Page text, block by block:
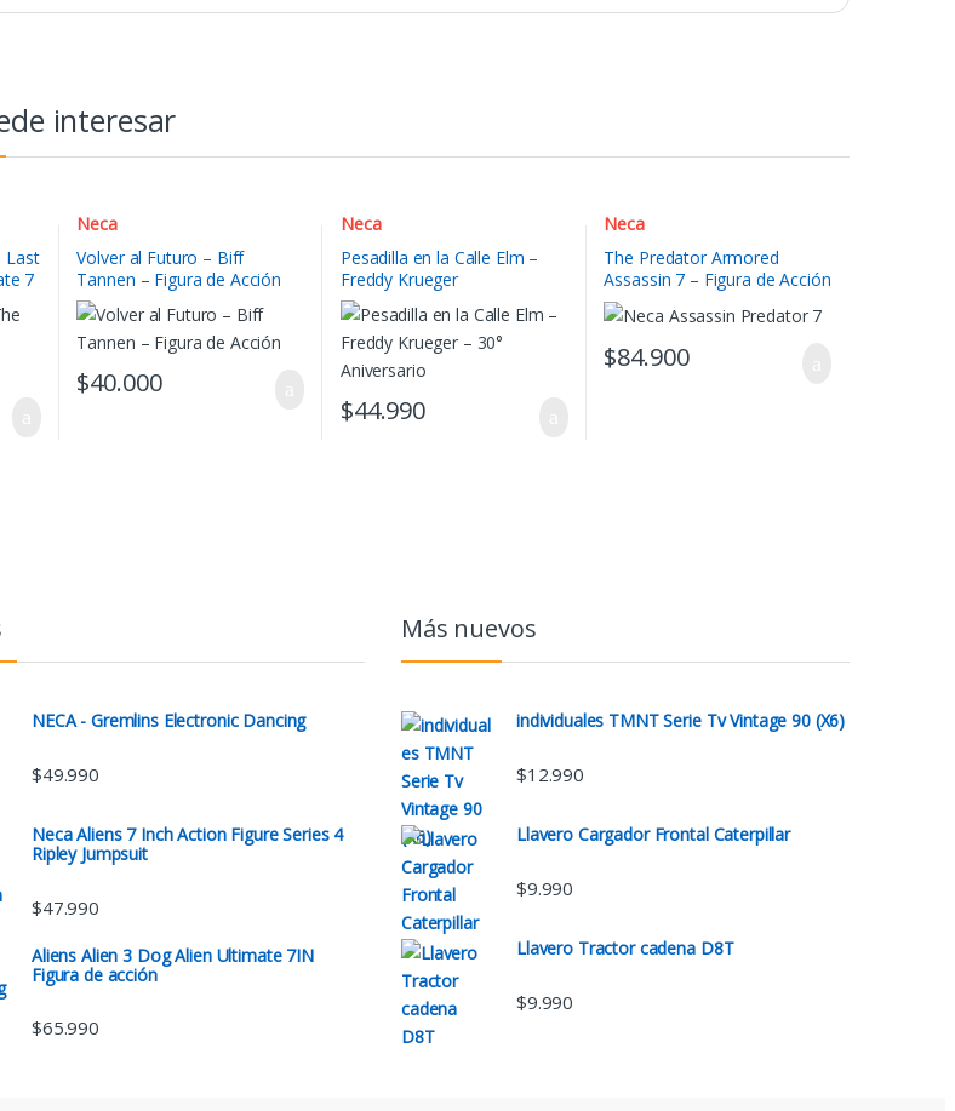
interesar
Last
7
Neca
Volver al Futuro – Biff
Tannen – Figura de Acción
$40.000
Neca
Pesadilla en la Calle Elm –
Freddy Krueger
$44.990
Neca
The Predator Armored
Assassin 7 – Figura de Acción
$84.900
NECA - Gremlins Electronic Dancing
$49.990
Neca Aliens 7 Inch Action Figure Series 4
Ripley Jumpsuit
$47.990
Aliens Alien 3 Dog Alien Ultimate 7IN
Figura de acción
$65.990
Más nuevos
individuales TMNT Serie Tv Vintage 90 (X6)
$12.990
Llavero Cargador Frontal Caterpillar
$9.990
Llavero Tractor cadena D8T
$9.990